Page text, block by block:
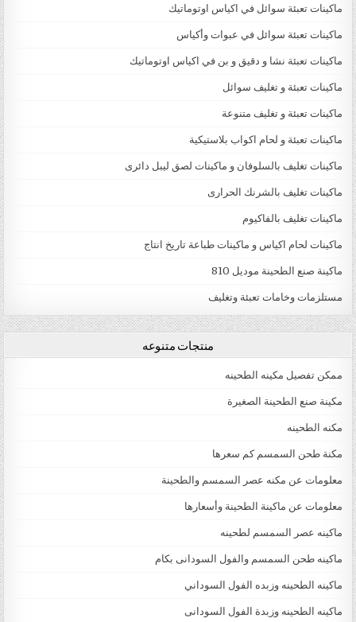
ماكينات تعبئة سوائل في اكياس اوتوماتيك
ماكينات تعبئة سوائل في عبوات وأكياس
ماكينات تعبئة نشا و دقيق و بن في اكياس اوتوماتيك
ماكينات تعبئة و تغليف سوائل
ماكينات تعبئة و تغليف متنوعة
ماكينات تعبئة و لحام اكواب بلاستيكية
ماكينات تغليف بالسلوفان و ماكينات لصق ليبل دائرى
ماكينات تغليف بالشرنك الحرارى
ماكينات تغليف بالفاكيوم
ماكينات لحام اكياس و ماكينات طباعة تاريخ انتاج
ماكينة صنع الطحينة موديل 810
مستلزمات وخامات تعبئة وتغليف
منتجات متنوعه
ممكن تفصيل مكينه الطحينه
مكينة صنع الطحينة الصغيرة
مكنه الطحينه
مكنة طحن السمسم كم سعرها
معلومات عن مكنه عصر السمسم والطحينة
معلومات عن ماكينة الطحينة وأسعارها
ماكينه عصر السمسم لطحينه
ماكينه طحن السمسم والفول السودانى بكام
ماكينه الطحينه وزبده الفول السوداني
ماكينه الطحينه وزبدة الفول السودانى